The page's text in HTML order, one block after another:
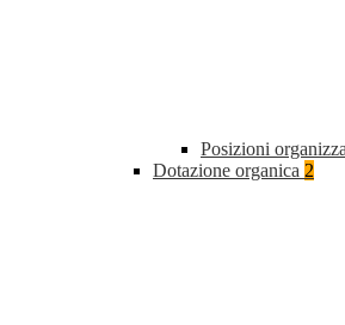
Posizioni
Dotazione organica 2